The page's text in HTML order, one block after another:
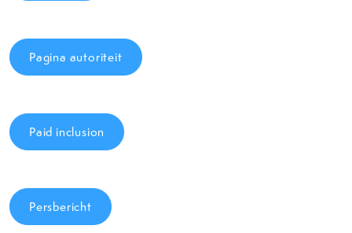
Pagina autoriteit
Paid inclusion
Persbericht